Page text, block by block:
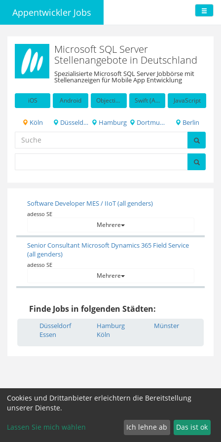
Appentwickler Jobs
Microsoft SQL Server
Stellenangebote in Deutschland
Spezialisierte Microsoft SQL Server Jobbörse mit
Stellenanzeigen für Mobile App Entwicklung
iOS Android Objective-C Swift (Apple programming language) JavaScript
Köln Düsseldorf Hamburg Dortmund Berlin
Software Developer MES / IIoT (all genders)
adesso SE
Mehrere
Senior Consultant Microsoft Dynamics 365 Field Service
(all genders)
adesso SE
Mehrere
Finde Jobs in folgenden Städten:
Düsseldorf
Essen
Hamburg
Köln
Münster
Impressum, AGB und Datenschutz Partner
Cookie Zustimmung ändern
Cookies und Drittanbieter erleichtern die Bereitstellung
unserer Dienste.
Lassen Sie mich wählen Ich lehne ab Das ist ok